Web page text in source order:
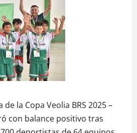
la Copa Veolia BRS 2025 –
con balance positivo tras